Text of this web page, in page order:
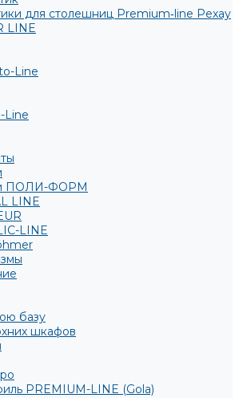
для столешниц Premium‑line Рехау
LINE
Line
Line
ПОЛИ-ФОРМ
LINE
LINE
базу
шкафов
PREMIUM-LINE (Gola)